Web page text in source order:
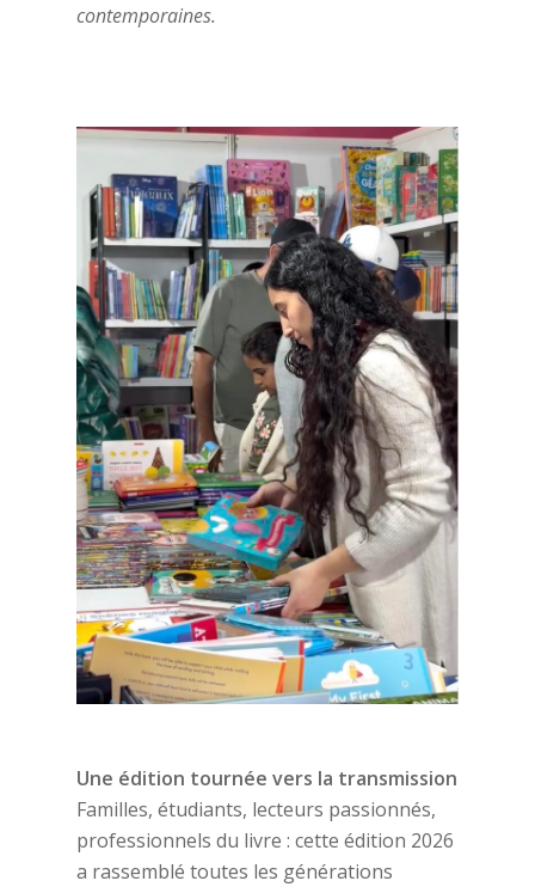
contemporaines.
Une édition tournée vers la transmission
Familles, étudiants, lecteurs passionnés,
professionnels du livre : cette édition 2026
a rassemblé toutes les générations